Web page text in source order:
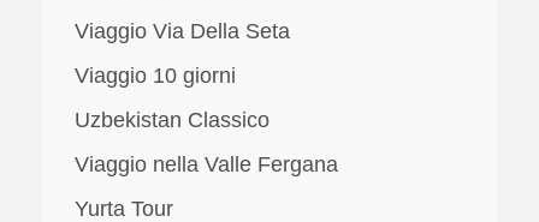
Viaggio Via Della Seta
Viaggio 10 giorni
Uzbekistan Classico
Viaggio nella Valle Fergana
Yurta Tour